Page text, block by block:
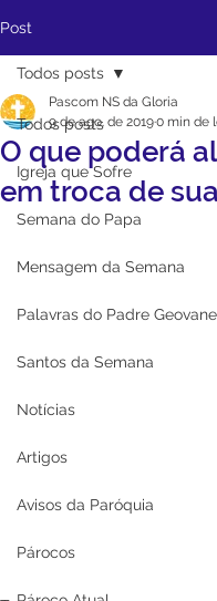
Post
Todos posts
Igreja que Sofre
Semana do Papa
Mensagem da Semana
Palavras do Padre Geovane
Santos da Semana
Notícias
Artigos
Avisos da Paróquia
Párocos
Todos posts
O que poderá
em troca de
Pascom NS da Gloria
9 de ago. de 20190 min de